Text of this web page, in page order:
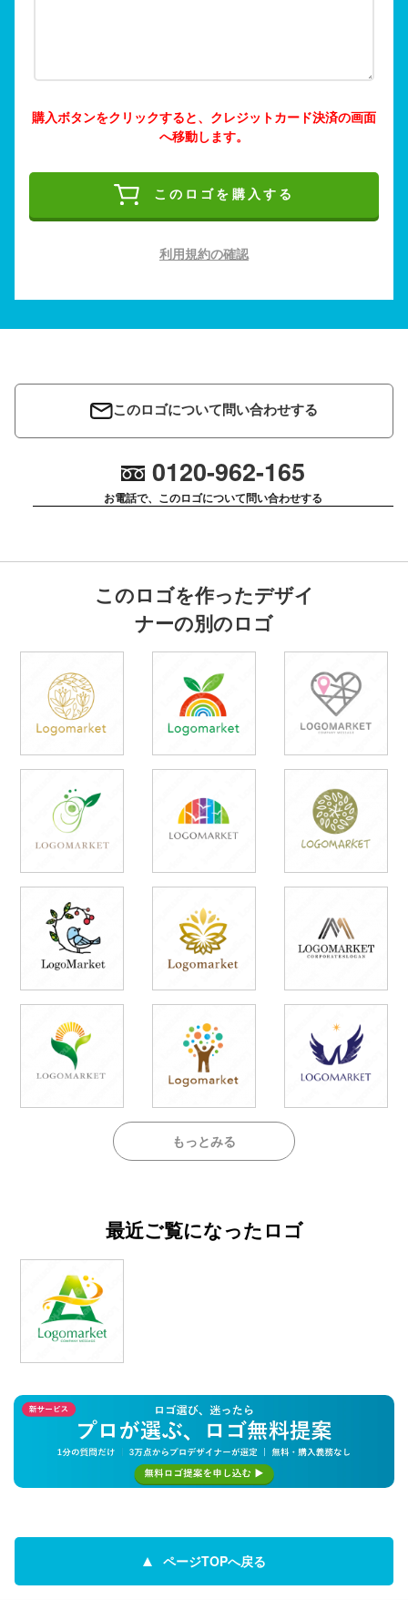
購入ボタンをクリックすると、クレジットカード決済の画面
へ移動します。
このロゴを購入する
利用規約の確認
このロゴについて問い合わせする
0120-962-165
お電話で、このロゴについて問い合わせする
このロゴを作ったデザイ
ナーの別のロゴ
もっとみる
最近ご覧になったロゴ
ページTOPへ戻る